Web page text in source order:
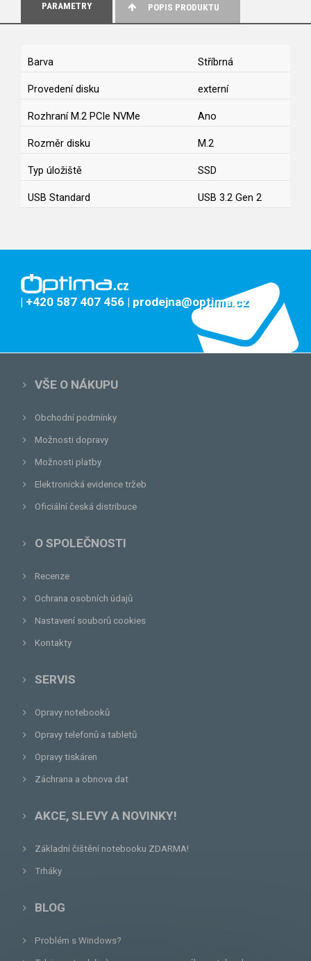
PARAMETRY POPIS PRODUKTU
Barva Stříbrná
Provedení disku externí
Rozhraní M.2 PCIe NVMe Ano
Rozměr disku M.2
Typ úložiště SSD
USB Standard USB 3.2 Gen 2
| +420 587 407 456 | prodejna@optima.cz
VŠE O NÁKUPU
Obchodní podmínky
Možnosti dopravy
Možnosti platby
Elektronická evidence tržeb
Oficiální česká distribuce
O SPOLEČNOSTI
Recenze
Ochrana osobních údajů
Nastavení souborů cookies
Kontakty
SERVIS
Opravy notebooků
Opravy telefonů a tabletů
Opravy tiskáren
Záchrana a obnova dat
AKCE, SLEVY A NOVINKY!
Základní čištění notebooku ZDARMA!
Trháky
BLOG
Problém s Windows?